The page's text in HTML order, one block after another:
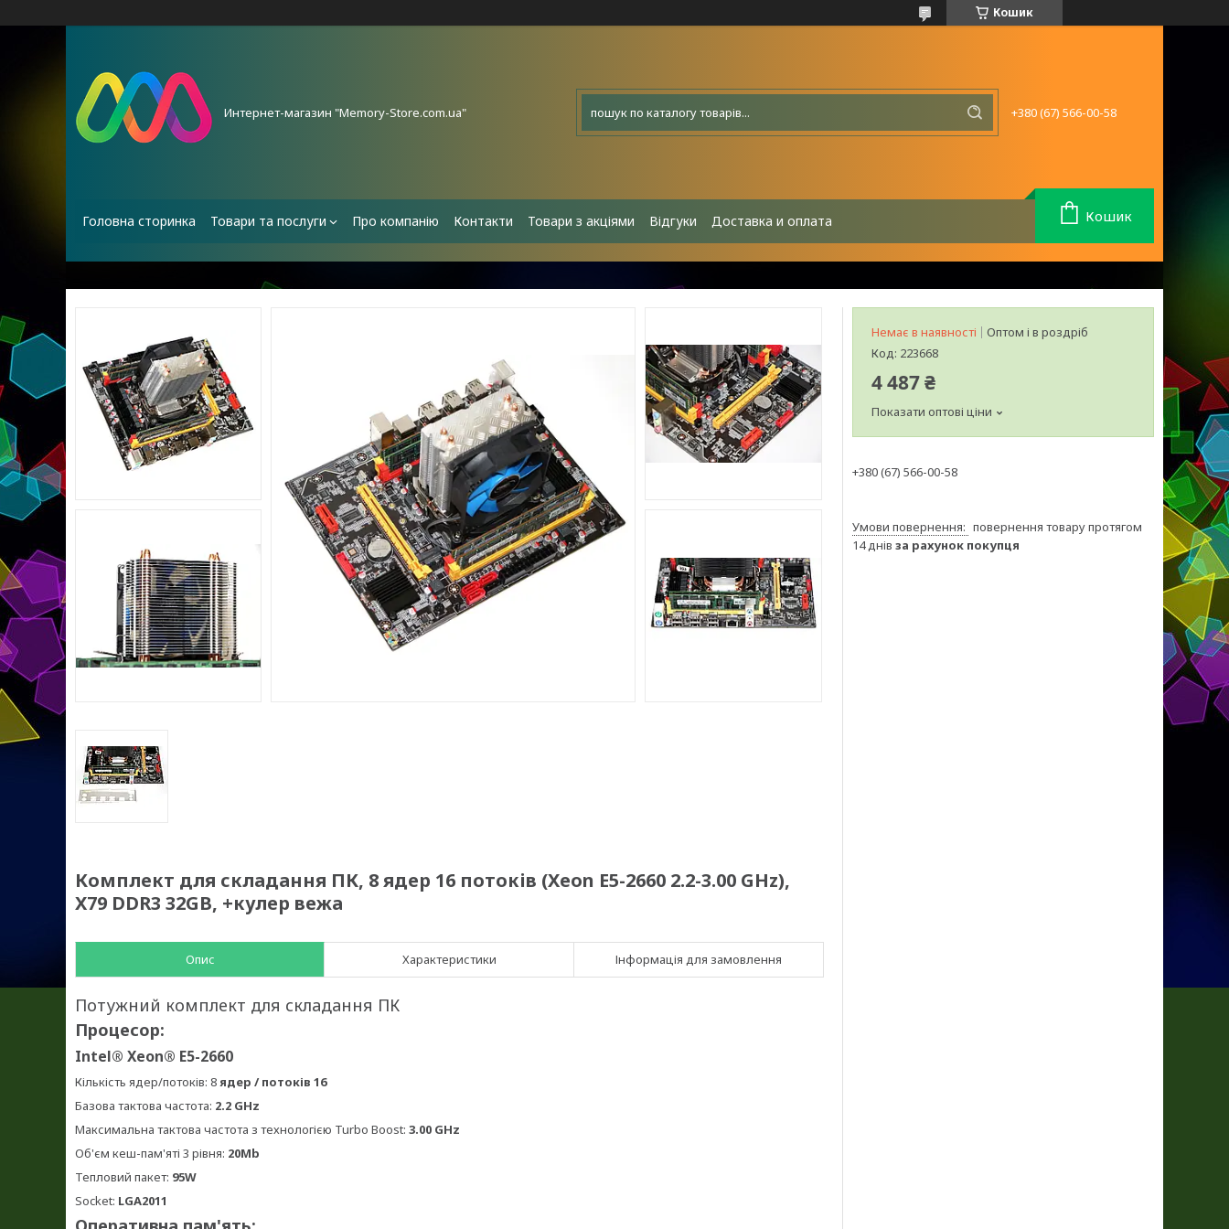
Кошик
Интернет-магазин "Memory-Store.com.ua" +380 (67) 566-00-58
Головна сторинка Товари та послуги Про компанію Контакти Товари з акціями Відгуки Доставка и оплата Кошик
Комплект для складання ПК, 8 ядер 16 потоків (Xeon E5-2660 2.2-3.00 GHz),
X79 DDR3 32GB, +кулер вежа
Опис Характеристики Інформація для замовлення
Потужний комплект для складання ПК
Процесор:
Intel® Xeon® E5-2660
Кількість ядер/потоків: 8ядер / потоків 16
Базова тактова частота: 2.2 GHz
Максимальна тактова частота з технологією Turbo Boost: 3.00 GHz
Об'єм кеш-пам'яті 3 рівня: 20Mb
Тепловий пакет: 95W
Socket: LGA2011
Немає в наявності
Оптом і в роздріб
Код: 223668
4 487 ₴
Показати оптові ціни
+380 (67) 566-00-58
повернення товару протягом
14 днів за рахунок покупця